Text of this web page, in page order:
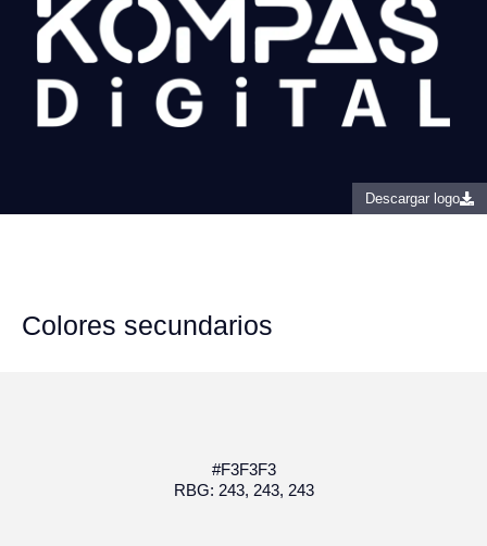
Descargar logo
Colores secundarios
#F3F3F3
RBG: 243, 243, 243